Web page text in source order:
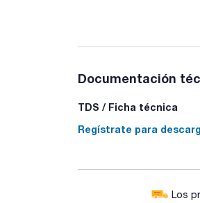
Documentación
TDS / Ficha técnica
Regístrate para
Los